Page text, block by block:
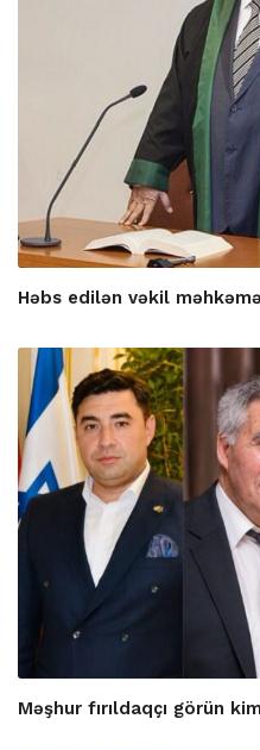
Həbs edilən vəkil məhkəmə
Məşhur fırıldaqçı görün